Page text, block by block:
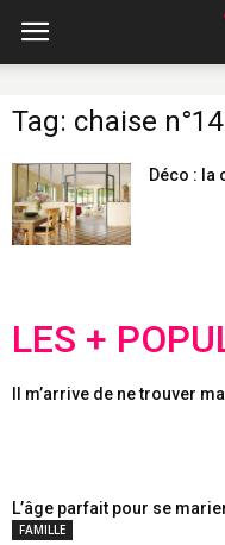
Tag: chaise n°14
Déco : la
LES +
Il m’arrive de ne trouver
L’âge parfait pour se
FAMILLE